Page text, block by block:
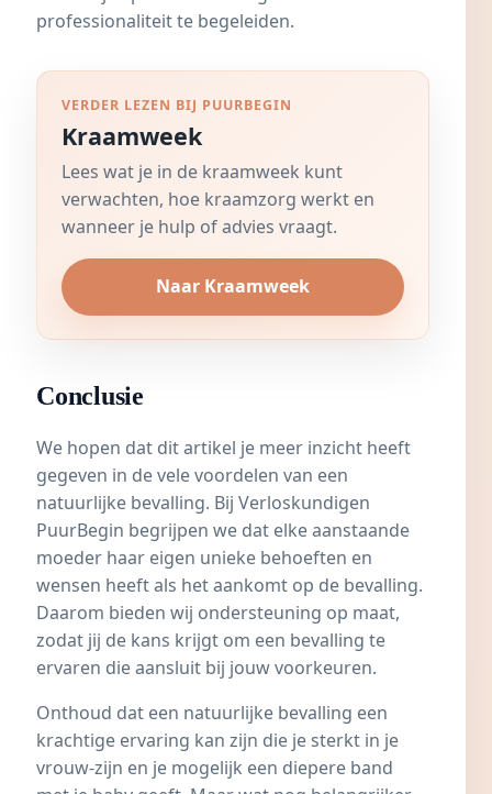
professionaliteit te begeleiden.
VERDER LEZEN BIJ PUURBEGIN
Kraamweek
Lees wat je in de kraamweek kunt
verwachten, hoe kraamzorg werkt en
wanneer je hulp of advies vraagt.
Naar Kraamweek
Conclusie
We hopen dat dit artikel je meer inzicht heeft
gegeven in de vele voordelen van een
natuurlijke bevalling. Bij Verloskundigen
PuurBegin begrijpen we dat elke aanstaande
moeder haar eigen unieke behoeften en
wensen heeft als het aankomt op de bevalling.
Daarom bieden wij ondersteuning op maat,
zodat jij de kans krijgt om een bevalling te
ervaren die aansluit bij jouw voorkeuren.
Onthoud dat een natuurlijke bevalling een
krachtige ervaring kan zijn die je sterkt in je
vrouw-zijn en je mogelijk een diepere band